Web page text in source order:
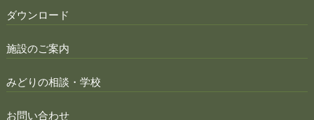
ダウンロード
施設のご案内
みどりの相談・学校
お問い合わせ